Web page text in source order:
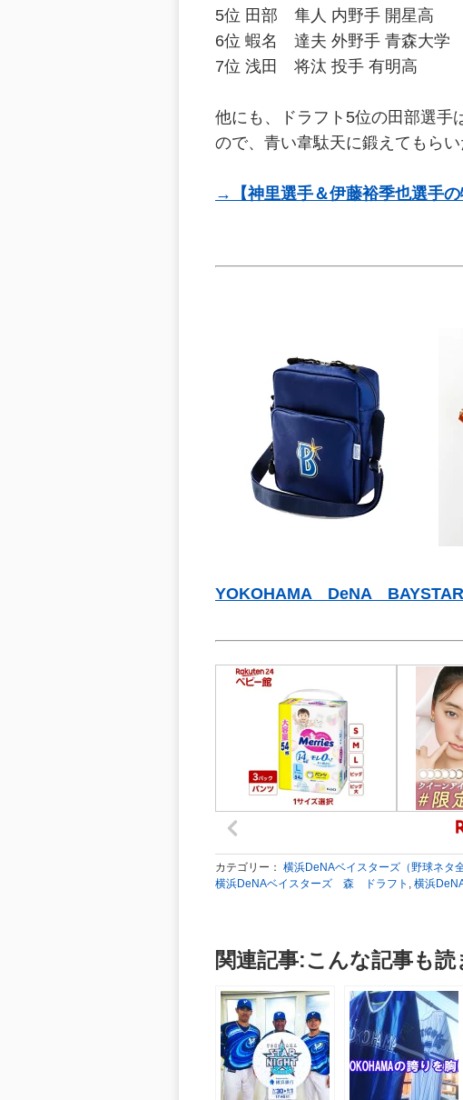
5位 田部 隼人 内野手 開星高
6位 蝦名 達夫 外野手 青森大学
7位 浅田 将汰 投手 有明高
他にも、ドラフト5位の田部選手
ので、青い韋駄天に鍛えてもら
→【神里選手＆伊藤裕季也選手
YOKOHAMA DeNA
カテゴリー： 横浜DeNAベイスターズ（野球ネタ全
横浜DeNAベイスターズ 森 ドラフト , 横浜
関連記事:こんな記事も